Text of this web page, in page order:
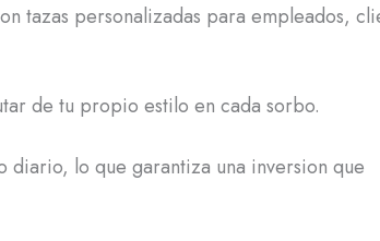
tazas personalizadas para empleados,
de tu propio estilo en cada sorbo.
diario, lo que garantiza una inversion que